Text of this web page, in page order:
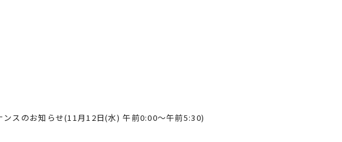
ンスのお知らせ(11月12日(水) 午前0:00〜午前5:30)